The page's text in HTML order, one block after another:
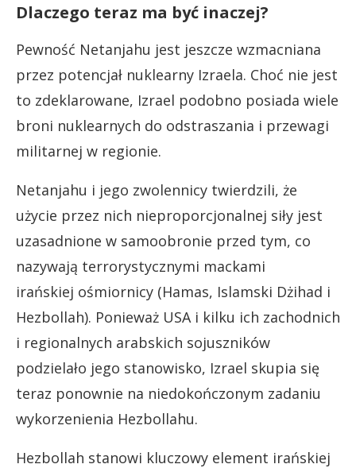
Dlaczego teraz ma być inaczej?
Pewność Netanjahu jest jeszcze wzmacniana
przez potencjał nuklearny Izraela. Choć nie jest
to zdeklarowane, Izrael podobno posiada wiele
broni nuklearnych do odstraszania i przewagi
militarnej w regionie.
Netanjahu i jego zwolennicy twierdzili, że
użycie przez nich nieproporcjonalnej siły jest
uzasadnione w samoobronie przed tym, co
nazywają terrorystycznymi mackami
irańskiej ośmiornicy (Hamas, Islamski Dżihad i
Hezbollah). Ponieważ USA i kilku ich zachodnich
i regionalnych arabskich sojuszników
podzielało jego stanowisko, Izrael skupia się
teraz ponownie na niedokończonym zadaniu
wykorzenienia Hezbollahu.
Hezbollah stanowi kluczowy element irańskiej